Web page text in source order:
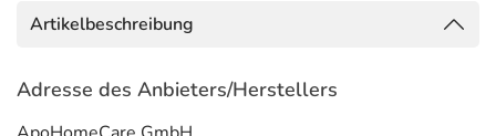
Artikelbeschreibung
Adresse des Anbieters/Herstellers